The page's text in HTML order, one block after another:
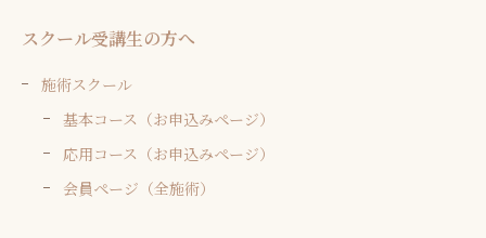
スクール受講生の方へ
施術スクール
基本コース（お申込みページ）
応用コース（お申込みページ）
会員ページ（全施術）